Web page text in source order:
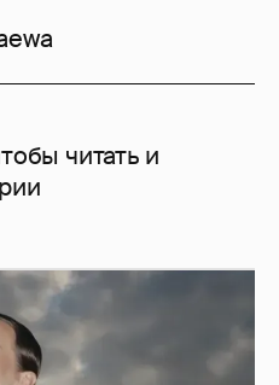
читать и